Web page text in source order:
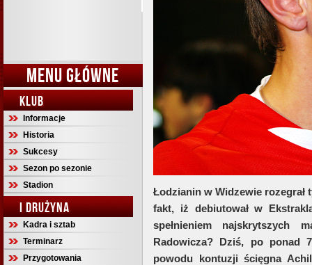
MENU GŁÓWNE
KLUB
Informacje
Historia
Sukcesy
Sezon po sezonie
Stadion
I DRUŻYNA
Kadra i sztab
Terminarz
Przygotowania
Łodzianin w Widzewie rozegrał
fakt, iż debiutował w
spełnieniem najskrytszych
Radowicza? Dziś, po ponad
powodu kontuzji ścięgna